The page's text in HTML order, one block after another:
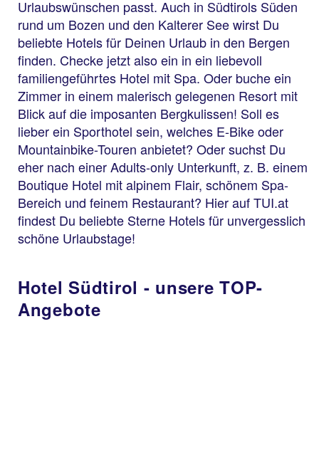
Urlaubswünschen passt. Auch in Südtirols Süden
rund um Bozen und den Kalterer See wirst Du
beliebte Hotels für Deinen Urlaub in den Bergen
finden. Checke jetzt also ein in ein liebevoll
familiengeführtes Hotel mit Spa. Oder buche ein
Zimmer in einem malerisch gelegenen Resort mit
Blick auf die imposanten Bergkulissen! Soll es
lieber ein Sporthotel sein, welches E-Bike oder
Mountainbike-Touren anbietet? Oder suchst Du
eher nach einer Adults-only Unterkunft, z. B. einem
Boutique Hotel mit alpinem Flair, schönem Spa-
Bereich und feinem Restaurant? Hier auf TUI.at
findest Du beliebte Sterne Hotels für unvergesslich
schöne Urlaubstage!
Hotel Südtirol - unsere TOP-
Angebote